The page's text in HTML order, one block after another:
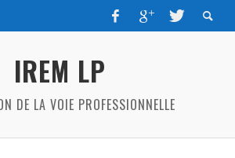
IREM LP
DE LA VOIE PROFESSIONNELLE